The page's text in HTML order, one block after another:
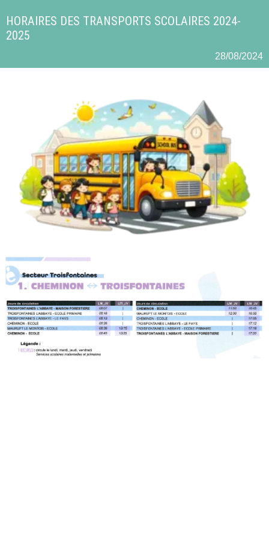
HORAIRES DES TRANSPORTS SCOLAIRES 2024-
2025
28/08/2024